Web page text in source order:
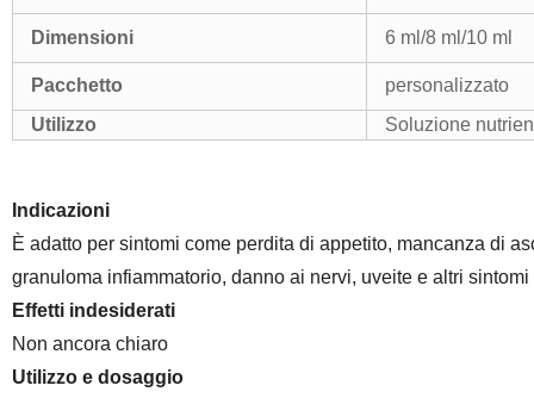
Dimensioni 6 ml/8 ml/10 ml
Pacchetto
personalizzato
Utilizzo
Soluzione
Indicazioni
È adatto per sintomi come perdita di appetito, mancanza di
granuloma infiammatorio, danno ai nervi, uveite e altri
Effetti indesiderati
Non ancora chiaro
Utilizzo e dosaggio